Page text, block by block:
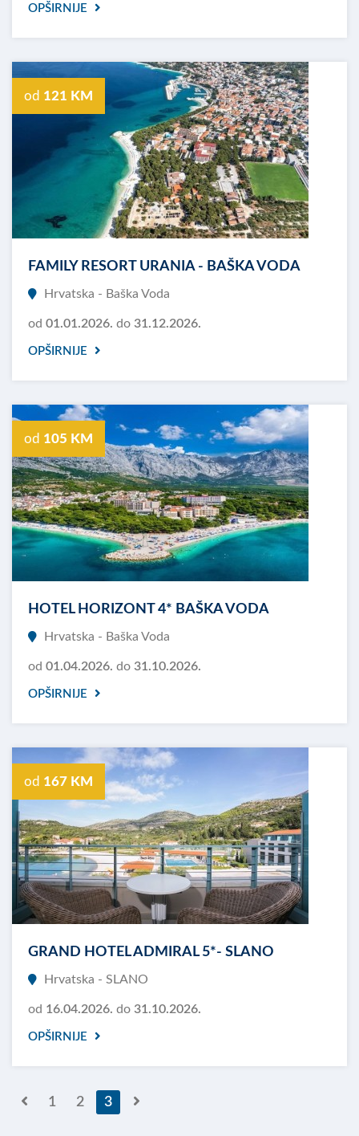
OPŠIRNIJE
od 121 KM
FAMILY RESORT URANIA - BAŠKA VODA
Hrvatska - Baška Voda
od 01.01.2026. do 31.12.2026.
OPŠIRNIJE
od 105 KM
HOTEL HORIZONT 4* BAŠKA VODA
Hrvatska - Baška Voda
od 01.04.2026. do 31.10.2026.
OPŠIRNIJE
od 167 KM
GRAND HOTEL ADMIRAL 5*- SLANO
Hrvatska - SLANO
od 16.04.2026. do 31.10.2026.
OPŠIRNIJE
1 2 3